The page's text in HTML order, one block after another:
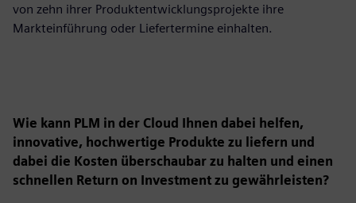
von zehn ihrer Produktentwicklungsprojekte ihre
Markteinführung oder Liefertermine einhalten.
Wie kann PLM in der Cloud Ihnen dabei helfen,
innovative, hochwertige Produkte zu liefern und
dabei die Kosten überschaubar zu halten und einen
schnellen Return on Investment zu gewährleisten?